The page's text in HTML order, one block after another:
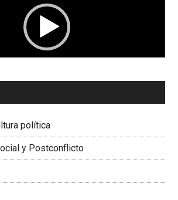
01:04
Mejía,Presidenta Corporación
política
y Postconflicto